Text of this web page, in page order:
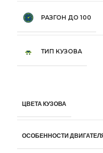
РАЗГОН ДО 100
ТИП КУЗОВА
ЦВЕТА КУЗОВА
ОСОБЕННОСТИ